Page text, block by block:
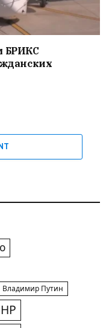
БРИКС
Владимир Путин